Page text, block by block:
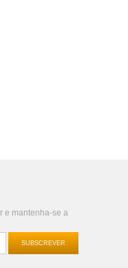
e mantenha-se a
SUBSCREVER